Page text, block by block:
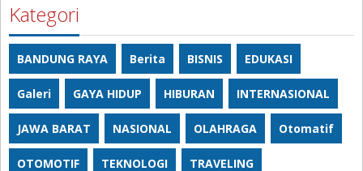
Kategori
BANDUNG RAYA Berita BISNIS EDUKASI
Galeri GAYA HIDUP HIBURAN INTERNASIONAL
JAWA BARAT NASIONAL OLAHRAGA Otomatif
OTOMOTIF TEKNOLOGI TRAVELING